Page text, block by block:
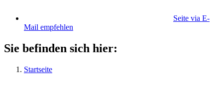
Seite via E-
Mail empfehlen
Sie befinden sich hier:
Startseite